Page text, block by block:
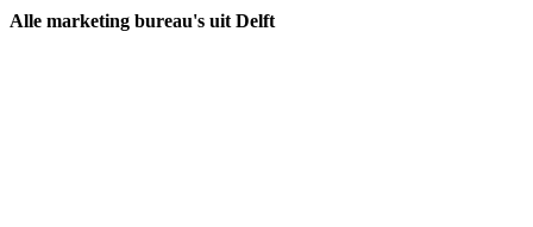
Alle marketing bureau's uit Delft